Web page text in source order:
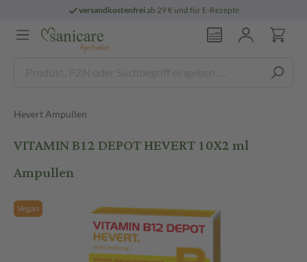
versandkostenfreiab 29 € und für E-Rezepte
Hevert Ampullen
VITAMIN B12 DEPOT HEVERT 10X2 ml
Ampullen
Vegan